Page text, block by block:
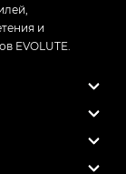
и
EVOLUTE.